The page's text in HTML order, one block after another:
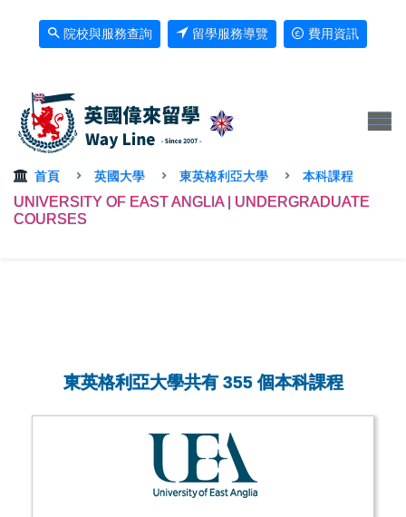
院校與服務查詢 留學服務導覽 費用資訊
首頁 英國大學 東英格利亞大學 本科課程
UNIVERSITY OF EAST ANGLIA | UNDERGRADUATE
COURSES
東英格利亞大學共有 355 個本科課程